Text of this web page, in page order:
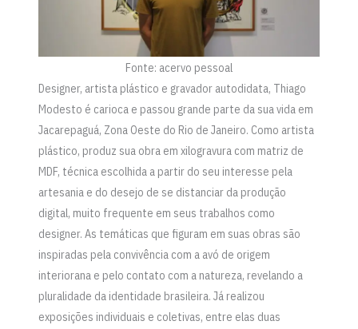
Fonte: acervo pessoal
Designer, artista plástico e gravador autodidata, Thiago
Modesto é carioca e passou grande parte da sua vida em
Jacarepaguá, Zona Oeste do Rio de Janeiro. Como artista
plástico, produz sua obra em xilogravura com matriz de
MDF, técnica escolhida a partir do seu interesse pela
artesania e do desejo de se distanciar da produção
digital, muito frequente em seus trabalhos como
designer. As temáticas que figuram em suas obras são
inspiradas pela convivência com a avó de origem
interiorana e pelo contato com a natureza, revelando a
pluralidade da identidade brasileira. Já realizou
exposições individuais e coletivas, entre elas duas